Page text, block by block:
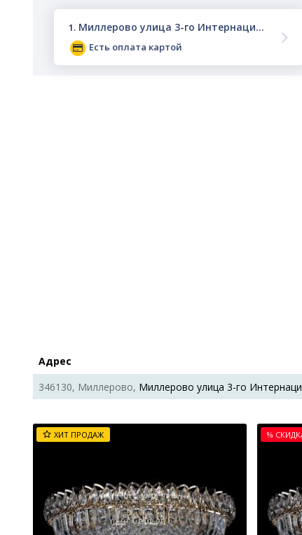
1. Миллерово улица 3-го Интернационала 31
Есть оплата картой
Адрес
346130, Миллерово, Миллерово улица 3-го
ХИТ ПРОДАЖ %